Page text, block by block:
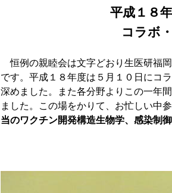
平成１８
コラボ
恒例の親睦会は文字どおり生医研福
です。平成１８年度は５月１０日にコ
深めました。また各分野よりこの一年
ました。この場をかりて、お忙しい中
当のワクチン開発構造生物学、感染制